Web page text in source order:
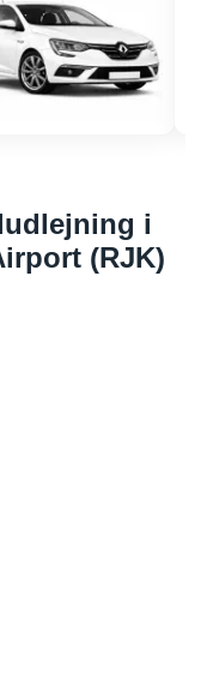
i
(RJK)